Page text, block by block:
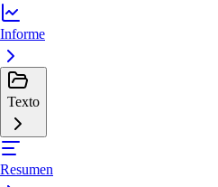
Informe
Texto
Resumen